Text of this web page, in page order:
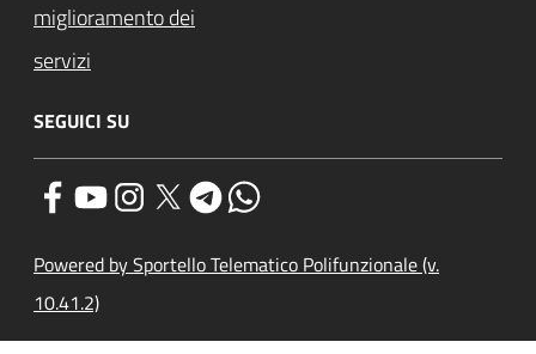
miglioramento dei
servizi
SEGUICI SU
Powered by Sportello Telematico Polifunzionale (v.
10.41.2)